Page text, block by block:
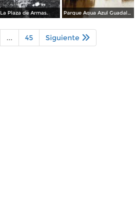
La Plaza de Armas. Parque Agua Azul Guadalajara, Jalisco.
... 45 Siguiente